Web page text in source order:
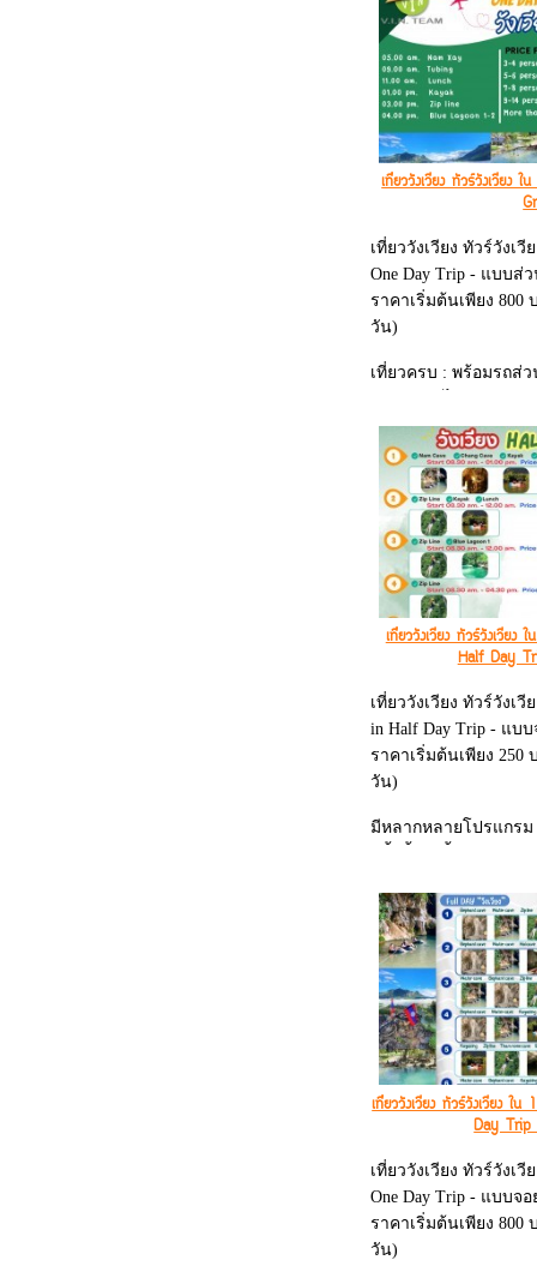
เที่ยววังเวียง ทัวร์วังเวีย
เที่ยววังเวียง ทัวร์วังเวี
One Day Trip - แบบส่
ราคาเริ่มต้นเพียง
วัน)
เที่ยวครบ : พร้อมรถส่
- ล่องเรือ Kayak
- เล่นโหน Zip Line
- บลูลากูน
- ล่องห่วงยาง
- มีอาหารกลางวัน+น้
เที่ยววังเวียง ทัวร์วังเวีย
Half Day
เที่ยววังเวียง ทัวร์วังเวี
in Half Day Trip - แบ
ราคาเริ่มต้นเพียง
วัน)
มีหลากหลายโปรแกรม
- เล่นโหน Zip Line +
- เล่นโหน Zip Line
- ล่องเรือ Kayak
- และโปรแกรมอื่นๆ อี
เที่ยววังเวียง ทัวร์วังเวียง
Day Trip
เที่ยววังเวียง ทัวร์วังเวี
One Day Trip - แบบจ
ราคาเริ่มต้นเพียง
วัน)